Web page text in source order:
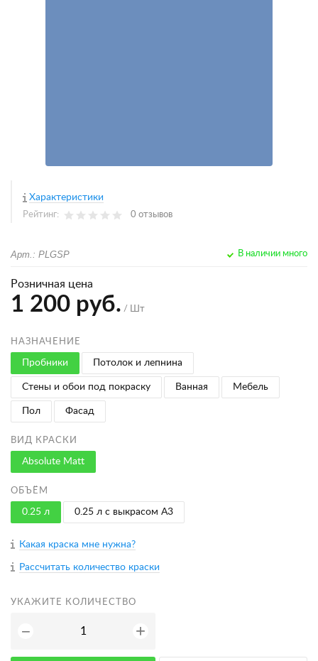
Характеристики
Рейтинг: 0 отзывов
Арт.: PLGSP В наличии много
Розничная цена
1 200 руб. / Шт
НАЗНАЧЕНИЕ
Пробники Потолок и лепнина
Стены и обои под покраску Ванная Мебель
Пол Фасад
ВИД КРАСКИ
Absolute Matt
ОБЪЁМ
0.25 л 0.25 л с выкрасом A3
Какая краска мне нужна?
Рассчитать количество краски
УКАЖИТЕ КОЛИЧЕСТВО
− +